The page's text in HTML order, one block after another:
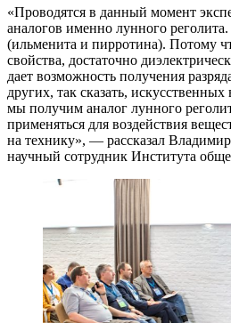
«Проводятся в данный момент
аналогов именно лунного
(ильменита и пирротина). Потому
свойства, достаточно
дает возможность получения
других, так сказать,
мы получим аналог лунного
применяться для воздействия
на технику», — рассказал
научный сотрудник Института